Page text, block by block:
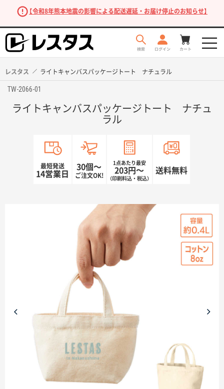
【令和8年熊本地震の影響による配送遅延・お届け停止のお知らせ】
商品を探す
商品カテゴリーから探す
ターゲットから探す
目的・シーンから探す
レスタス ライトキャンバスパッケージトート ナチュラル
TW-2066-01
ライトキャンバスパッケージトート ナチュ
ラル
最短発送
14営業日
30個〜
ご注文OK!
1点あたり最安
203円〜
（印刷料込・税込）
送料無料